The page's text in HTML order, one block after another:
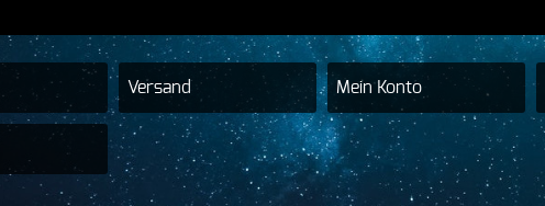
Versand Mein Konto